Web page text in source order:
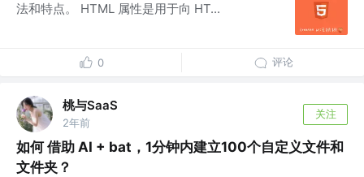
法和特点。 HTML 属性是用于向 HT...
0 评论
桃与SaaS
2年前
关注
如何 借助 AI + bat，1分钟内建立100个自定义文件和
文件夹？